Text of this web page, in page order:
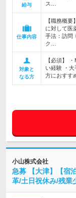
給与
ス…
仕事内容
【職務概
に対して医
手法：訪問
ク…
対象と
なる方
【必須】
い経験 ・
方におすす
小山株式会社
急募 【大津】【宿
革/土日祝休み/残業